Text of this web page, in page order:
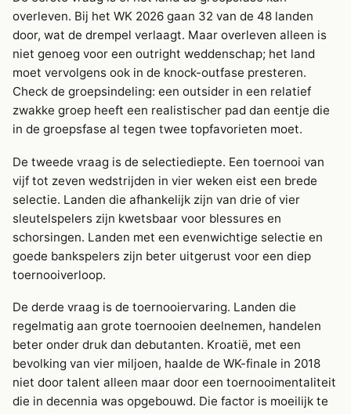
overleven. Bij het WK 2026 gaan 32 van de 48 landen
door, wat de drempel verlaagt. Maar overleven alleen is
niet genoeg voor een outright weddenschap; het land
moet vervolgens ook in de knock-outfase presteren.
Check de groepsindeling: een outsider in een relatief
zwakke groep heeft een realistischer pad dan eentje die
in de groepsfase al tegen twee topfavorieten moet.
De tweede vraag is de selectiediepte. Een toernooi van
vijf tot zeven wedstrijden in vier weken eist een brede
selectie. Landen die afhankelijk zijn van drie of vier
sleutelspelers zijn kwetsbaar voor blessures en
schorsingen. Landen met een evenwichtige selectie en
goede bankspelers zijn beter uitgerust voor een diep
toernooiverloop.
De derde vraag is de toernooiervaring. Landen die
regelmatig aan grote toernooien deelnemen, handelen
beter onder druk dan debutanten. Kroatië, met een
bevolking van vier miljoen, haalde de WK-finale in 2018
niet door talent alleen maar door een toernooimentaliteit
die in decennia was opgebouwd. Die factor is moeilijk te